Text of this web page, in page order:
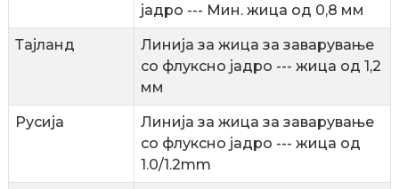
јадро --- Мин. жица од 0,8 мм
Тајланд
Линија за жица за заварување
со флуксно јадро --- жица од 1,2
мм
Русија
Линија за жица за заварување
со флуксно јадро --- жица од
1.0/1.2mm